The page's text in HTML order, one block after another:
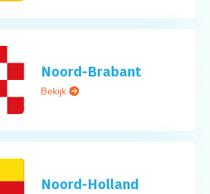
Noord-Brabant
Bekijk
Noord-Holland